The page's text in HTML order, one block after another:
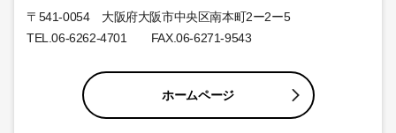
〒541-0054 大阪府大阪市中央区南本町2ー2ー5
TEL.06-6262-4701 FAX.06-6271-9543
ホームページ